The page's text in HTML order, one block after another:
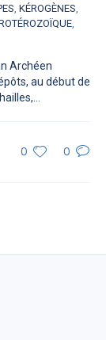
KÉROGÈNES
Archéen
au début de
0 0